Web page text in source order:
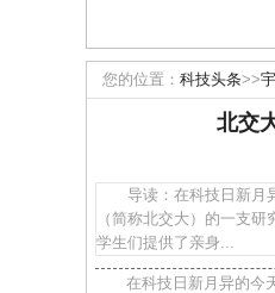
您的位置： 科技头条>>
北交
导读：在科技日新月异
（简称北交大）的一支
学生们提供了亲身...
在科技日新月异的今